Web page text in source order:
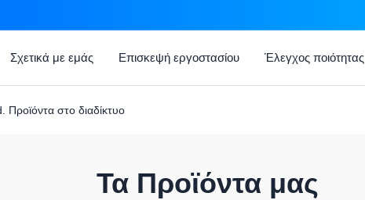
Σχετικά με εμάς Επισκεψή εργοστασίου Έλεγχος ποιότητας
στο διαδίκτυο
Τα Προϊόντα μας